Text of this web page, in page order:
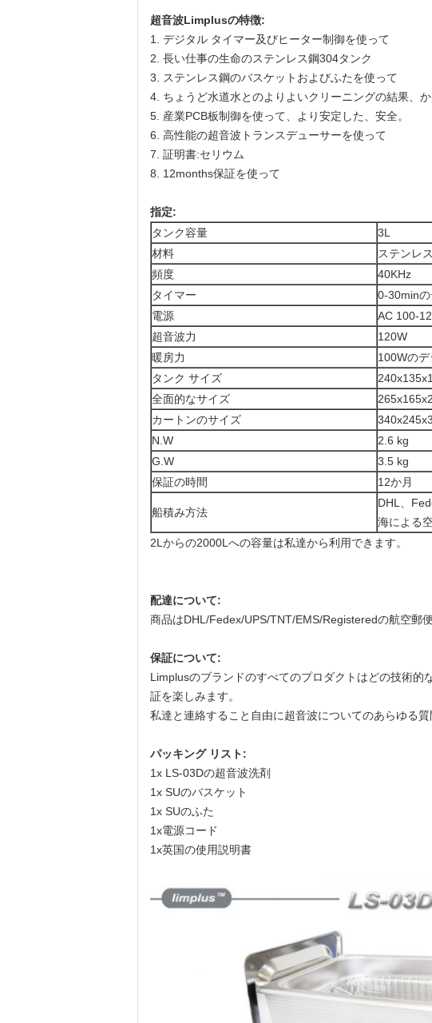
超音波Limplusの特徴:
1. デジタル タイマー及びヒーター制御を使って
2. 長い仕事の生命のステンレス鋼304タンク
3. ステンレス鋼のバスケットおよびふたを使って
4. ちょうど水道水とのよりよいクリーニングの結果、
5. 産業PCB板制御を使って、より安定した、安全。
6. 高性能の超音波トランスデューサーを使って
7. 証明書:セリウム
8. 12months保証を使って
指定:
タンク容量
3L
材料
ステンレ
頻度
40KHz
タイマー
0-30min
電源
AC 100-
超音波力
120W
暖房力
100Wの
タンク サイズ
全面的なサイズ
カートンのサイズ
N.W
2.6 kg
G.W
3.5 kg
保証の時間
12か月
船積み方法
DHL、
海による
2Lからの2000Lへの容量は私達から利用できます。
配達について:
商品はDHL/Fedex/UPS/TNT/EMS/Registeredの航空郵
保証について:
Limplusのブランドのすべてのプロダクトはどの技術
証を楽しみます。
私達と連絡すること自由に超音波についてのあらゆる質
パッキング リスト:
1x LS-03Dの超音波洗剤
1x SUのバスケット
1x SUのふた
1x電源コード
1x英国の使用説明書